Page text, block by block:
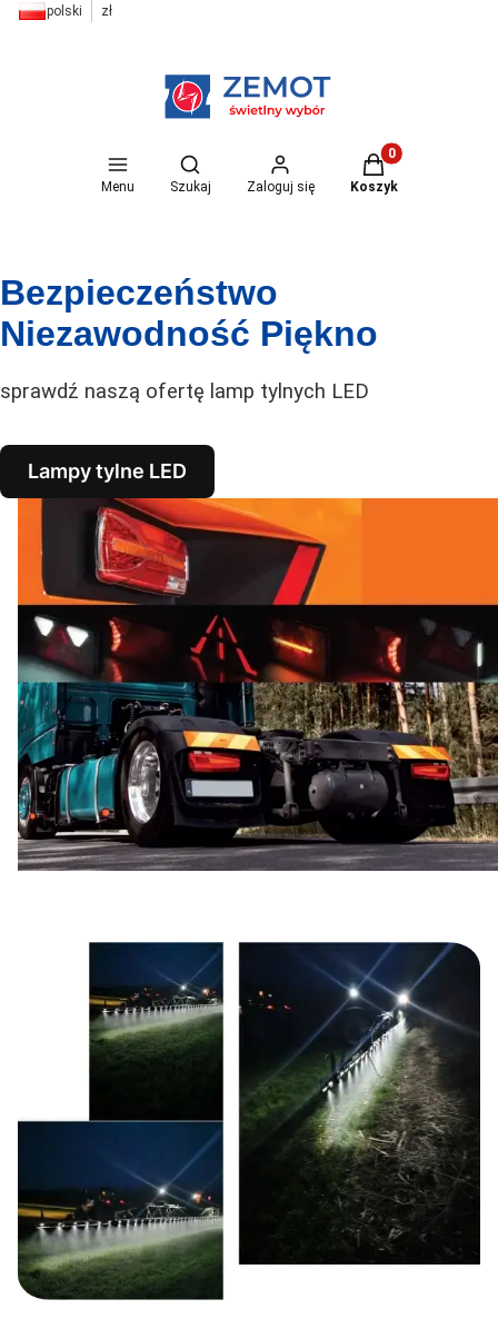
polski zł
Menu
Otwórz wyszukiwarkę
Szukaj Zaloguj się
Produkty w
Koszyk
Bezpieczeństwo
Niezawodność Piękno
sprawdź naszą ofertę lamp tylnych LED
Lampy tylne LED